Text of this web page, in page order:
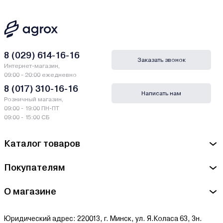
Каталог товаров
Покупателям
О магазине
Юридический адрес: 220013, г. Минск, ул. Я.Коласа 63, 3н.
8 (029) 614-16-16
Интернет-магазин,
09:00 - 20:00 ежедневно
8 (017) 310-16-16
Розничный магазин,
09:00 - 19:00 ПН-ПТ
09:00 - 15:00 СБ
Заказать звонок
Написать нам